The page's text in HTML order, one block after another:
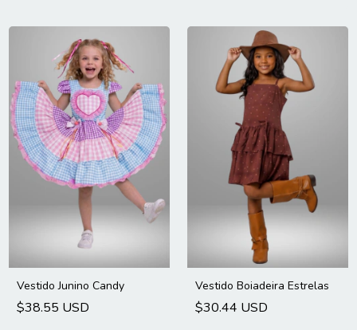
Vestido Junino Candy
$38.55 USD
Vestido Boiadeira Estrelas
$30.44 USD